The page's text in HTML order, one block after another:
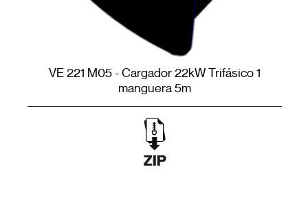
VE 221 M05 - Cargador 22kW Trifásico 1
manguera 5m